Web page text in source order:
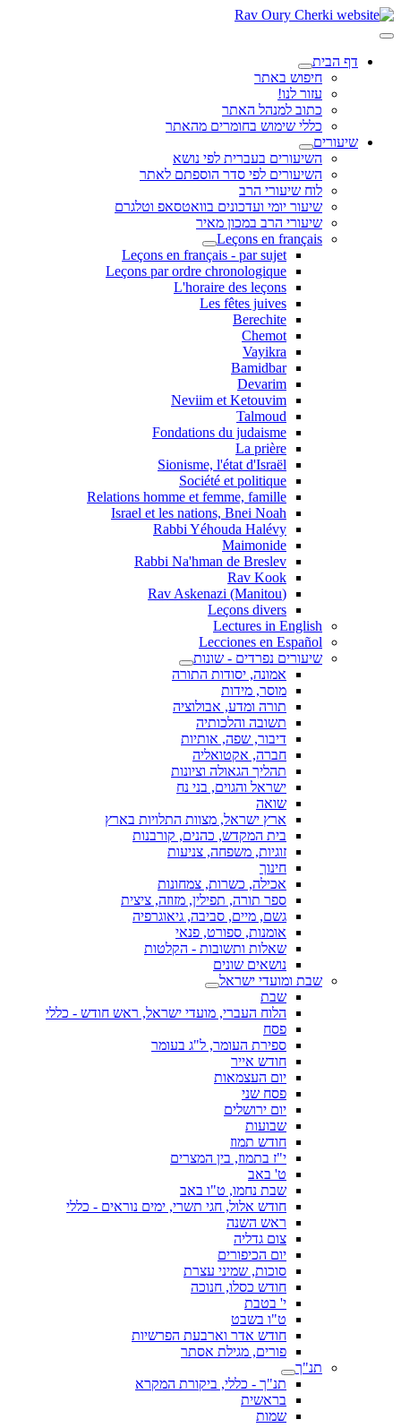
דף הבית
חיפוש באתר
עזור לנו!
כתוב למנהל האתר
כללי שימוש בחומרים מהאתר
שיעורים
השיעורים בעברית לפי נושא
השיעורים לפי סדר הוספתם לאתר
לוח שיעורי הרב
שיעור יומי ועדכונים בוואטסאפ וטלגרם
שיעורי הרב במכון מאיר
Leçons en français
Leçons en français - par sujet
Leçons par ordre chronologique
L'horaire des leçons
Les fêtes juives
Berechite
Chemot
Vayikra
Bamidbar
Devarim
Neviim et Ketouvim
Talmoud
Fondations du judaisme
La prière
Sionisme, l'état d'Israël
Société et politique
Relations homme et femme, famille
Israel et les nations, Bnei Noah
Rabbi Yéhouda Halévy
Maimonide
Rabbi Na'hman de Breslev
Rav Kook
(Rav Askenazi (Manitou
Leçons divers
Lectures in English
Lecciones en Español
שיעורים נפרדים - שונות
אמונה, יסודות התורה
מוסר, מידות
תורה ומדע, אבולוציה
תשובה והלכותיה
דיבור, שפה, אותיות
חברה, אקטואליה
תהליך הגאולה וציונות
ישראל והגוים, בני נח
שואה
ארץ ישראל, מצוות התלויות בארץ
בית המקדש, כהנים, קורבנות
זוגיות, משפחה, צניעות
חינוך
אכילה, כשרות, צמחונות
ספר תורה, תפילין, מזוזה, ציצית
גשם, מיים, סביבה, גיאוגרפיה
אומנות, ספורט, פנאי
שאלות ותשובות - הקלטות
נושאים שונים
שבת ומועדי ישראל
שבת
הלוח העברי, מועדי ישראל, ראש חודש - כללי
פסח
ספירת העומר, ל"ג בעומר
חודש אייר
יום העצמאות
פסח שני
יום ירושלים
שבועות
חודש תמוז
י"ז בתמוז, בין המצרים
ט' באב
שבת נחמו, ט"ו באב
חודש אלול, חגי תשרי, ימים נוראים - כללי
ראש השנה
צום גדליה
יום הכיפורים
סוכות, שמיני עצרת
חודש כסלו, חנוכה
י' בטבת
ט"ו בשבט
חודש אדר וארבעת הפרשיות
פורים, מגילת אסתר
תנ"ך
תנ"ך - כללי, ביקורת המקרא
בראשית
שמות